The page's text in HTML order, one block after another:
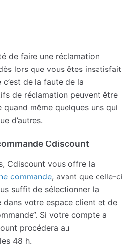
de faire une réclamation
lors que vous êtes insatisfait
de la faute de la
de réclamation peuvent être
même quelques uns qui
d’autres.
Cdiscount
Cdiscount vous offre la
commande, avant que celle-ci
suffit de sélectionner la
dans votre espace client et de
Si votre compte a
procédera au
48 h.